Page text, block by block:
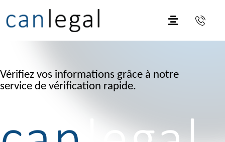
Vérifiez vos informations grâce à notre
service de vérification rapide.